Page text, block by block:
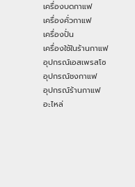
เครื่องบดกาแฟ
เครื่องคั่วกาแฟ
เครื่องปั่น
เครื่องใช้ในร้านกาแฟ
อุปกรณ์เอสเพรสโซ
อุปกรณ์ชงกาแฟ
อุปกรณ์ร้านกาแฟ
อะไหล่